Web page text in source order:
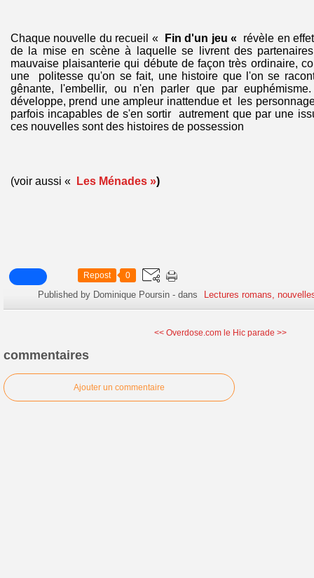
Chaque nouvelle du recueil « Fin d'un jeu « révèle en
de la mise en scène à laquelle se livrent des
mauvaise plaisanterie qui débute de façon très ordinaire,
une politesse qu'on se fait, une histoire que l'on se
gênante, l'embellir, ou n'en parler que par
développe, prend une ampleur inattendue et les
parfois incapables de s'en sortir autrement que par une
ces nouvelles sont des histoires de possession
(voir aussi « Les Ménades »)
Repost 0
Published by Dominique Poursin -dans Lectures romans,
<< Overdose.com le Hic parade >>
commentaires
Ajouter un commentaire